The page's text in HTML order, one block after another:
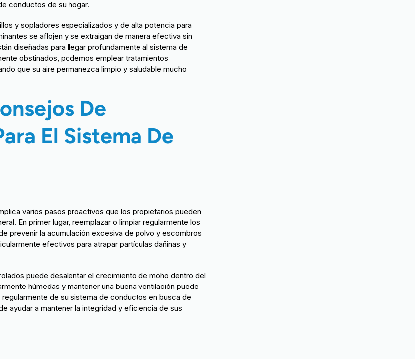
conductos de su hogar.
y sopladores especializados y de alta potencia para
se aflojen y se extraigan de manera efectiva sin
diseñadas para llegar profundamente al sistema de
obstinados, podemos emplear tratamientos
que su aire permanezca limpio y saludable mucho
De
El Sistema De
varios pasos proactivos que los propietarios pueden
En primer lugar, reemplazar o limpiar regularmente los
prevenir la acumulación excesiva de polvo y escombros
efectivos para atrapar partículas dañinas y
puede desalentar el crecimiento de moho dentro del
húmedas y mantener una buena ventilación puede
de su sistema de conductos en busca de
ayudar a mantener la integridad y eficiencia de sus